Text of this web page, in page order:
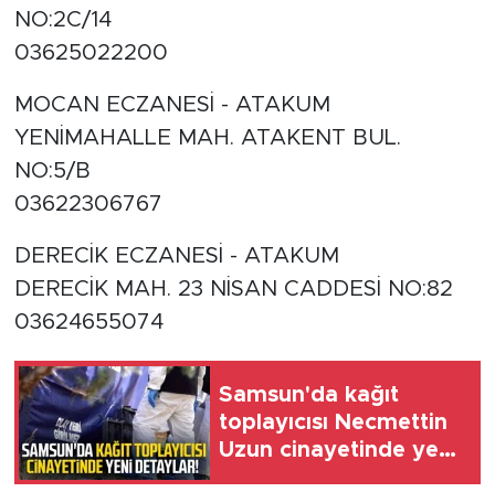
NO:2C/14
03625022200
MOCAN ECZANESİ - ATAKUM
YENİMAHALLE MAH. ATAKENT BUL.
NO:5/B
03622306767
DERECİK ECZANESİ - ATAKUM
DERECİK MAH. 23 NİSAN CADDESİ NO:82
03624655074
Samsun'da kağıt
toplayıcısı Necmettin
Uzun cinayetinde yeni